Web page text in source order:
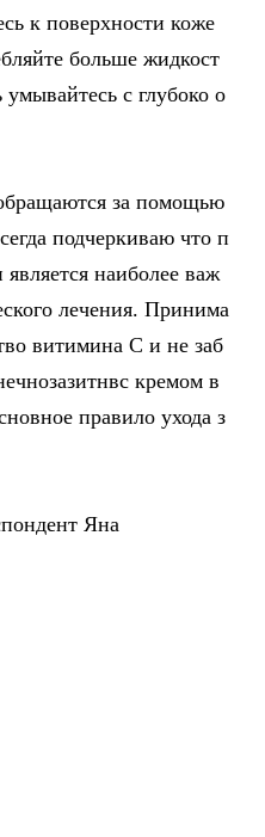
к поверхности коже
больше жидкост
с глубоко о
за помощью
подчеркиваю что п
наиболее важ
лечения. Принима
витимина С и не заб
кремом в
правило ухода з
Яна